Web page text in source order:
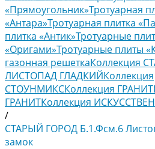
«Прямоугольник»Тротуарная
«Антара»Тротуарная плитка
плитка «Антик»Тротуарные
«Оригами»Тротуарные плиты
газонная решеткаКоллекция
ЛИСТОПАД ГЛАДКИЙКоллекция
СТОУНМИКСКоллекция ГРАНИТ
ГРАНИТКоллекция
/
СТАРЫЙ ГОРОД Б.1.Фсм.6
замок